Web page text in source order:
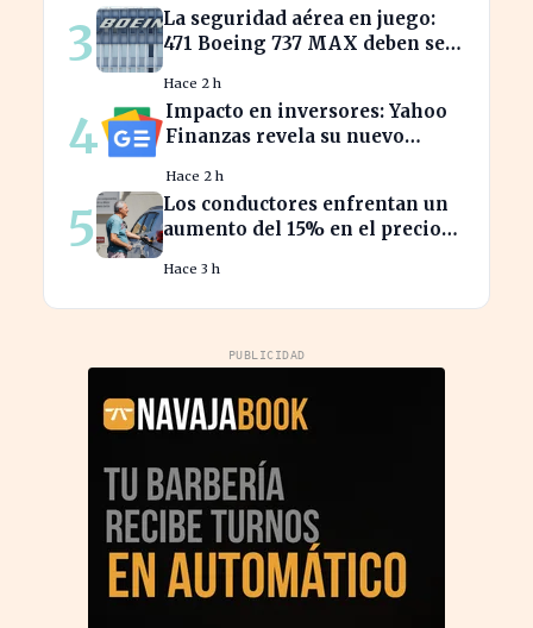
3
La seguridad aérea en juego:
471 Boeing 737 MAX deben ser
Hace 2 h
4
Impacto en inversores: Yahoo
Finanzas revela su nuevo
acciones
Hace 2 h
5
Los conductores enfrentan un
aumento del 15% en el precio
Hace 3 h
PUBLICIDAD